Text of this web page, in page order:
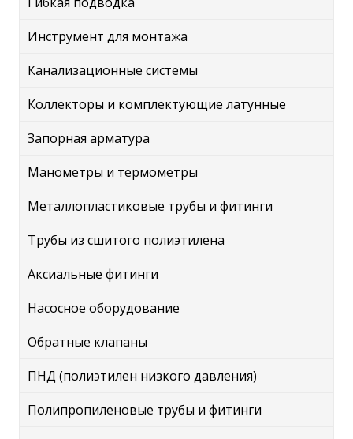
Инструмент для монтажа
Канализационные системы
Коллекторы и комплектующие латунные
Запорная арматура
Манометры и термометры
Металлопластиковые трубы и фитинги
Трубы из сшитого полиэтилена
Аксиальные фитинги
Насосное оборудование
Обратные клапаны
ПНД (полиэтилен низкого давления)
Полипропиленовые трубы и фитинги